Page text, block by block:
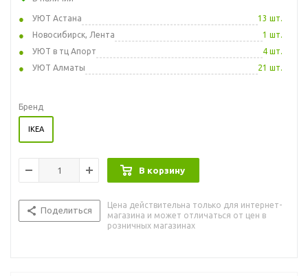
УЮТ Астана
13 шт.
Новосибирск, Лента
1 шт.
УЮТ в тц Апорт
4 шт.
УЮТ Алматы
21 шт.
Бренд
IKEA
В корзину
Поделиться
Цена действительна только для интернет-
магазина и может отличаться от цен в
розничных магазинах